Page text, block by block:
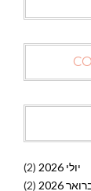
יולי 2026
(2)
2026
(2)